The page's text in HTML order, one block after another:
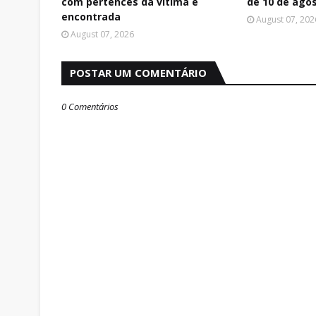
encontrada
August 07, 2026
August 07,
POSTAR UM COMENTÁRIO
0 Comentários